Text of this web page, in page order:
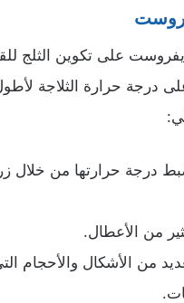
على تكوين الثلج
درجة حرارة الثلاجة
درجة حرارتها من خلال زر
من الأعطال.
من الأشكال والأحجام